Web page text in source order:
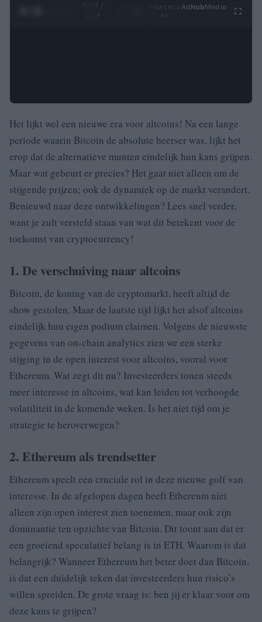
0:28 /
4:27
Ad hubMedia
Het lijkt wel een nieuwe era voor altcoins! Na een lange
periode waarin Bitcoin de absolute heerser was, lijkt het
erop dat de alternatieve munten eindelijk hun kans grijpen.
Maar wat gebeurt er precies? Het gaat niet alleen om de
stijgende prijzen; ook de dynamiek op de markt verandert.
Benieuwd naar deze ontwikkelingen? Lees snel verder,
want je zult versteld staan van wat dit betekent voor de
toekomst van cryptocurrency!
1. De verschuiving naar altcoins
Bitcoin, de koning van de cryptomarkt, heeft altijd de
show gestolen. Maar de laatste tijd lijkt het alsof altcoins
eindelijk hun eigen podium claimen. Volgens de nieuwste
gegevens van on-chain analytics zien we een sterke
stijging in de open interest voor altcoins, vooral voor
Ethereum. Wat zegt dit nu? Investeerders tonen steeds
meer interesse in altcoins, wat kan leiden tot verhoogde
volatiliteit in de komende weken. Is het niet tijd om je
strategie te heroverwegen?
2. Ethereum als trendsetter
Ethereum speelt een cruciale rol in deze nieuwe golf van
interesse. In de afgelopen dagen heeft Ethereum niet
alleen zijn open interest zien toenemen, maar ook zijn
dominantie ten opzichte van Bitcoin. Dit toont aan dat er
een groeiend speculatief belang is in ETH. Waarom is dat
belangrijk? Wanneer Ethereum het beter doet dan Bitcoin,
is dat een duidelijk teken dat investeerders hun risico’s
willen spreiden. De grote vraag is: ben jij er klaar voor om
deze kans te grijpen?